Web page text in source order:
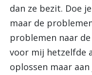
dan ze bezit. Doe
maar de
problemen naar
voor mij hetzelfde
oplossen maar